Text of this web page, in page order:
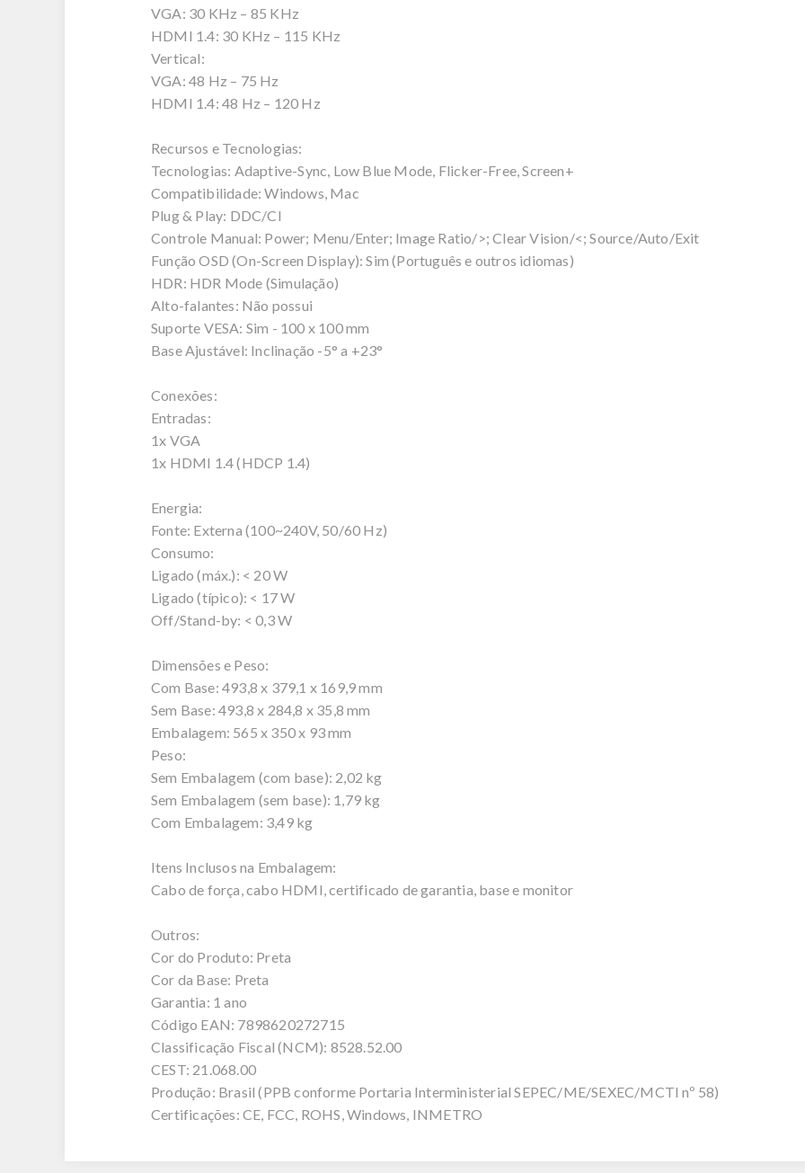
VGA: 30 KHz – 85 KHz
HDMI 1.4: 30 KHz – 115 KHz
Vertical:
VGA: 48 Hz – 75 Hz
HDMI 1.4: 48 Hz – 120 Hz
Recursos e Tecnologias:
Tecnologias: Adaptive-Sync, Low Blue Mode, Flicker-Free, Screen+
Compatibilidade: Windows, Mac
Plug & Play: DDC/CI
Controle Manual: Power; Menu/Enter; Image Ratio/>; Clear Vision/<; Source/Auto/Exit
Função OSD (On-Screen Display): Sim (Português e outros idiomas)
HDR: HDR Mode (Simulação)
Alto-falantes: Não possui
Suporte VESA: Sim - 100 x 100 mm
Base Ajustável: Inclinação -5° a +23°
Conexões:
Entradas:
1x VGA
1x HDMI 1.4 (HDCP 1.4)
Energia:
Fonte: Externa (100~240V, 50/60 Hz)
Consumo:
Ligado (máx.): < 20 W
Ligado (típico): < 17 W
Off/Stand-by: < 0,3 W
Dimensões e Peso:
Com Base: 493,8 x 379,1 x 169,9 mm
Sem Base: 493,8 x 284,8 x 35,8 mm
Embalagem: 565 x 350 x 93 mm
Peso:
Sem Embalagem (com base): 2,02 kg
Sem Embalagem (sem base): 1,79 kg
Com Embalagem: 3,49 kg
Itens Inclusos na Embalagem:
Cabo de força, cabo HDMI, certificado de garantia, base e monitor
Outros:
Cor do Produto: Preta
Cor da Base: Preta
Garantia: 1 ano
Código EAN: 7898620272715
Classificação Fiscal (NCM): 8528.52.00
CEST: 21.068.00
Produção: Brasil (PPB conforme Portaria Interministerial SEPEC/ME/SEXEC/MCTI nº 58)
Certificações: CE, FCC, ROHS, Windows, INMETRO